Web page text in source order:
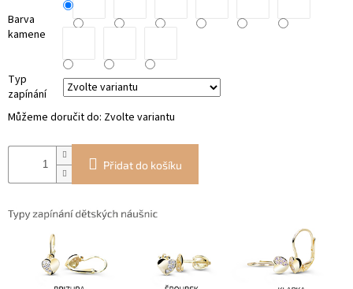
Barva
kamene
Typ
zapínání
Můžeme doručit do: Zvolte variantu
Přidat do košíku